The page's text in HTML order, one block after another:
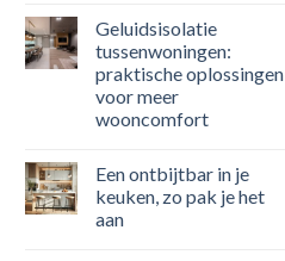
Geluidsisolatie
tussenwoningen:
praktische oplossingen
voor meer
wooncomfort
Een ontbijtbar in je
keuken, zo pak je het
aan